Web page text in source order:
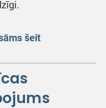
šeit